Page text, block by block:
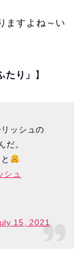
ますよね～い
り」 】
ッシュの
だ。
シュ
15, 2021